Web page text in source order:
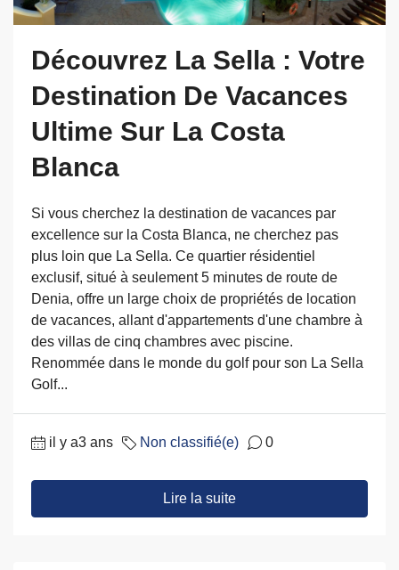
Découvrez La Sella : Votre
Destination De Vacances
Ultime Sur La Costa
Blanca
Si vous cherchez la destination de vacances par
excellence sur la Costa Blanca, ne cherchez pas
plus loin que La Sella. Ce quartier résidentiel
exclusif, situé à seulement 5 minutes de route de
Denia, offre un large choix de propriétés de location
de vacances, allant d'appartements d'une chambre à
des villas de cinq chambres avec piscine.
Renommée dans le monde du golf pour son La Sella
Golf...
il y a3 ans Non classifié(e) 0
Lire la suite